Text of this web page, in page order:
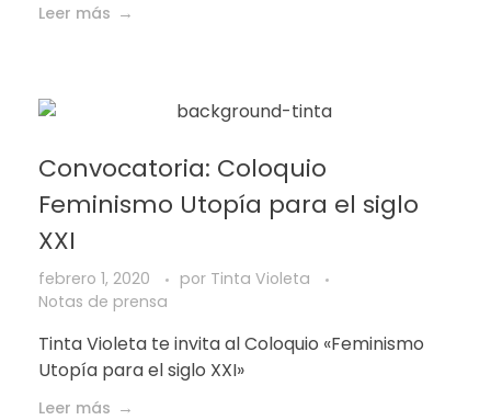
Leer más
Convocatoria: Coloquio
Feminismo Utopía para el siglo
XXI
febrero 1, 2020 por Tinta Violeta
Notas de prensa
Tinta Violeta te invita al Coloquio «Feminismo
Utopía para el siglo XXI»
Leer más